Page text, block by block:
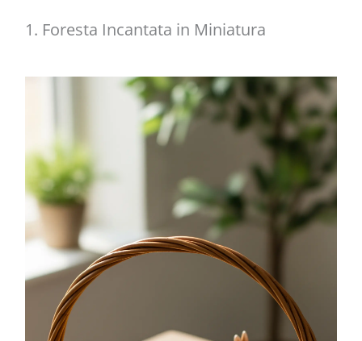
1. Foresta Incantata in Miniatura